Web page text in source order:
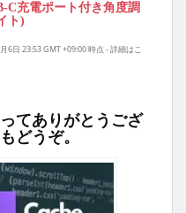
C充電ポート付き角度調
ト)
6日 23:53 GMT +09:00 時点 -詳細はこ
てありがとうござ
どうぞ。